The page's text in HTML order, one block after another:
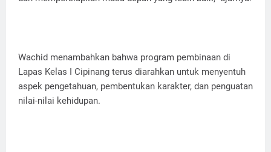
Wachid menambahkan bahwa program pembinaan di
Lapas Kelas I Cipinang terus diarahkan untuk menyentuh
aspek pengetahuan, pembentukan karakter, dan penguatan
nilai-nilai kehidupan.